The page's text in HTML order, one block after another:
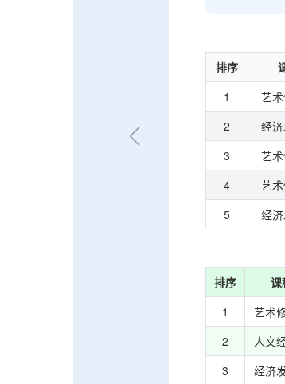
排序
1
艺
2
经
3
艺
4
艺
5
经
排序 课
1
艺术
2
人文
3
经济